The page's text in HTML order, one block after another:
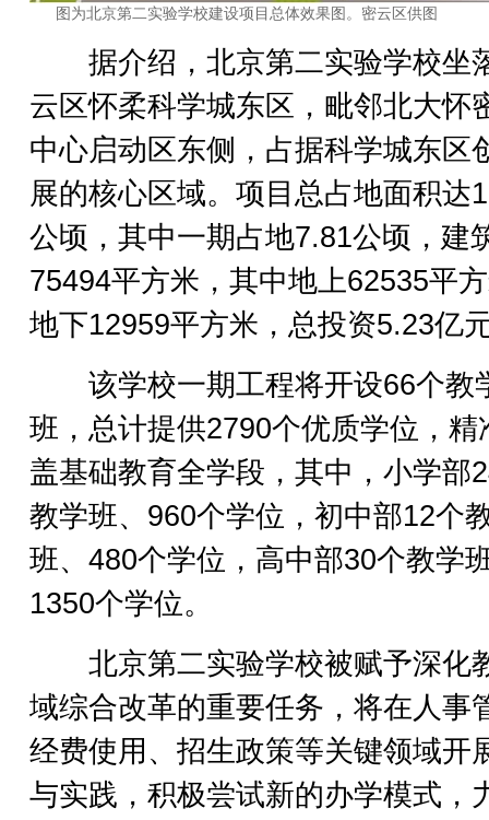
图为北京第二实验学校建设项目总体效果图。密云区供图
据介绍，北京第二实验学校坐
云区怀柔科学城东区，毗邻北大怀
中心启动区东侧，占据科学城东区
展的核心区域。项目总占地面积达
公顷，其中一期占地7.81公顷，建
75494平方米，其中地上62535平
地下12959平方米，总投资5.23亿
该学校一期工程将开设66个教
班，总计提供2790个优质学位，精
盖基础教育全学段，其中，小学部
教学班、960个学位，初中部12个
班、480个学位，高中部30个教学
1350个学位。
北京第二实验学校被赋予深化
域综合改革的重要任务，将在人事
经费使用、招生政策等关键领域开
与实践，积极尝试新的办学模式，